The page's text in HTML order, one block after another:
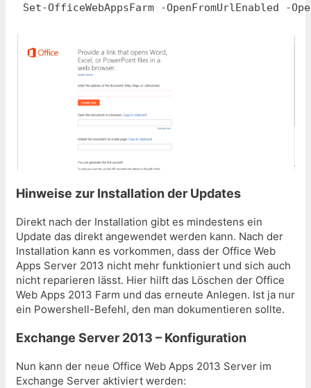
Set-OfficeWebAppsFarm -OpenFromUrlEnabled -
Hinweise zur Installation der Updates
Direkt nach der Installation gibt es mindestens ein
Update das direkt angewendet werden kann. Nach der
Installation kann es vorkommen, dass der Office Web
Apps Server 2013 nicht mehr funktioniert und sich auch
nicht reparieren lässt. Hier hilft das Löschen der Office
Web Apps 2013 Farm und das erneute Anlegen. Ist ja nur
ein Powershell-Befehl, den man dokumentieren sollte.
Exchange Server 2013 – Konfiguration
Nun kann der neue Office Web Apps 2013 Server im
Exchange Server aktiviert werden: